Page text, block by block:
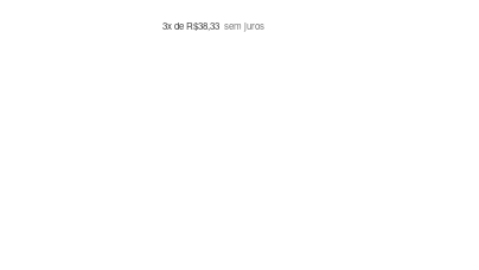
3x deR$38,33 sem juros